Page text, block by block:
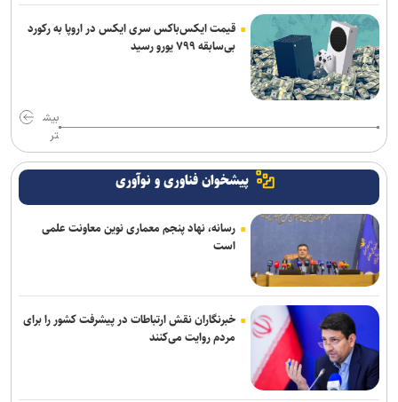
قیمت ایکس‌باکس سری ایکس در اروپا به رکورد
بی‌سابقه ۷۹۹ یورو رسید
بیش
تر
پیشخوان فناوری و نوآوری
رسانه، نهاد پنجم معماری نوین معاونت علمی
است
خبرنگاران نقش ارتباطات در پیشرفت کشور را برای
مردم روایت می‌کنند